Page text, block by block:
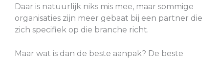
Daar is natuurlijk niks mis mee, maar sommige
organisaties zijn meer gebaat bij een partner die
zich specifiek op die branche richt.
Maar wat is dan de beste aanpak? De beste